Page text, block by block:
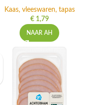
Kaas, vleeswaren, tapas
€1,79
NAAR AH